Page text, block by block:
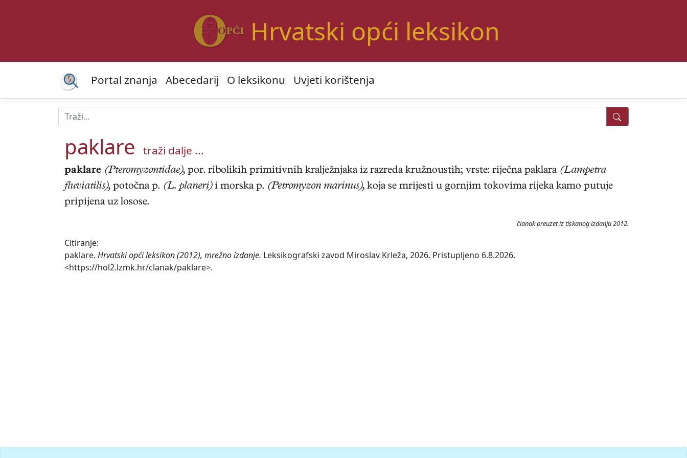
Hrvatski opći leksikon
Portal znanja Abecedarij O leksikonu Uvjeti korištenja
paklare traži dalje ...
paklare (Pteromyzontidae), por. ribolikih primitivnih kralježnjaka iz razreda kružnoustih; vrste: riječna paklara (Lampetra
fluviatilis), potočna p. (L. planeri)i morska p. (Petromyzon marinus), koja se mrijesti u gornjim tokovima rijeka kamo putuje
pripijena uz losose.
članak preuzet iz tiskanog izdanja 2012.
Citiranje:
paklare. Hrvatski opći leksikon (2012), mrežno izdanje. Leksikografski zavod Miroslav Krleža, 2026. Pristupljeno 6.8.2026.
<https://hol2.lzmk.hr/clanak/paklare>.